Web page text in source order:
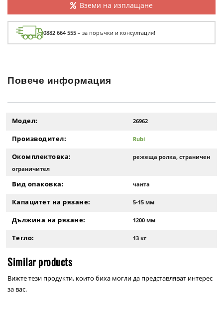
Вземи на изплащане
0882 664 555 – за поръчки и консултация!
Повече информация
Модел: 26962
Производител: Rubi
Окомплектовка:
режеща ролка, страничен
ограничител
Вид опаковка: чанта
Капацитет на рязане: 5-15 мм
Дължина на рязане: 1200 мм
Тегло: 13 кг
Similar products
Вижте тези продукти, които биха могли да представляват интерес
за вас.